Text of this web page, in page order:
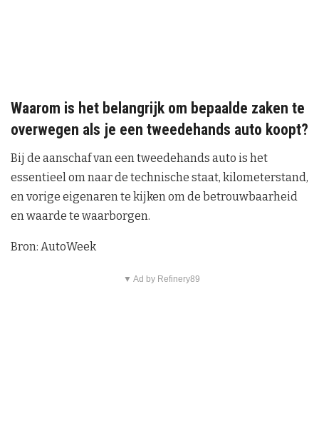
Waarom is het belangrijk om bepaalde zaken te
overwegen als je een tweedehands auto koopt?
Bij de aanschaf van een tweedehands auto is het
essentieel om naar de technische staat, kilometerstand,
en vorige eigenaren te kijken om de betrouwbaarheid
en waarde te waarborgen.
Bron: AutoWeek
▼ Ad by Refinery89